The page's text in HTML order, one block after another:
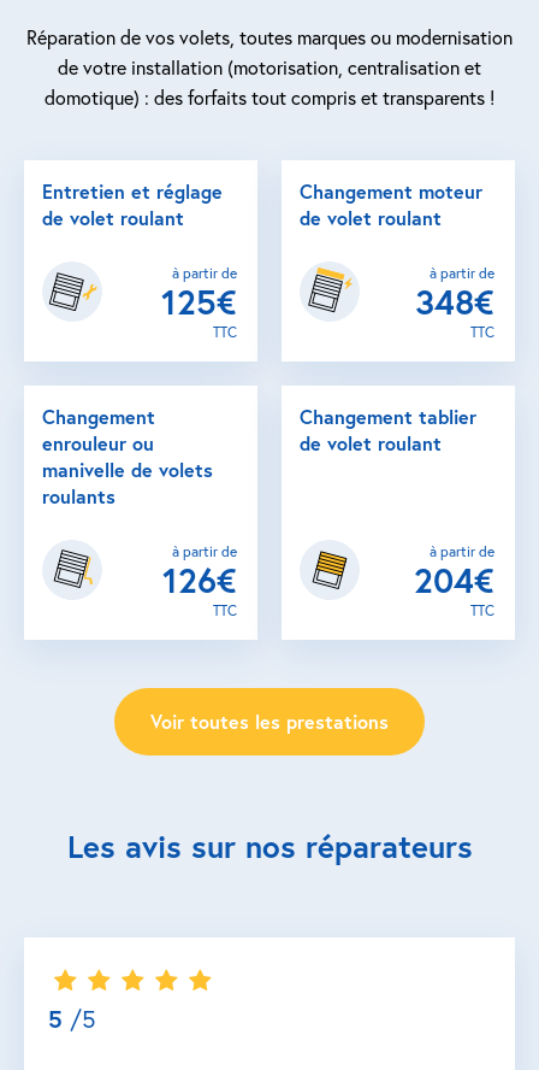
QUI SOMMES-NOUS ?
Réparation de vos volets, toutes marques ou modernisation
de votre installation (motorisation, centralisation et
domotique) : des forfaits tout compris et transparents !
Entretien et réglage
de volet roulant
à partir de
125€
TTC
Changement moteur
de volet roulant
à partir de
348€
TTC
Changement
enrouleur ou
manivelle de volets
roulants
à partir de
126€
TTC
Changement tablier
de volet roulant
à partir de
204€
TTC
Voir toutes les prestations
Les avis sur nos réparateurs
5 /5